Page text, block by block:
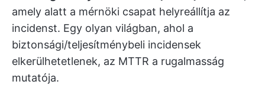
amely alatt a mérnöki csapat helyreállítja az
incidenst. Egy olyan világban, ahol a
biztonsági/teljesítménybeli incidensek
elkerülhetetlenek, az MTTR a rugalmasság
mutatója.